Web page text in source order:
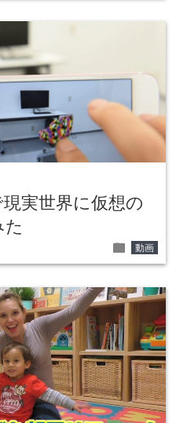
現実世界に仮想の
folder 動画